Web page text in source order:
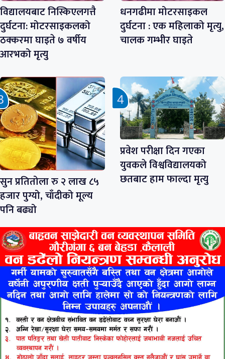
विद्यालयबाट निस्किएलगत्तै
दुर्घटना: मोटरसाइकलको
ठक्करमा घाइते ७ वर्षीय
आरभको मृत्यु
धनगढीमा मोटरसाइकल
दुर्घटना : एक महिलाको मृत्यु,
चालक गम्भीर घाइते
सुन प्रतितोला रु २ लाख ८५
हजार पुग्यो, चाँदीको मूल्य
पनि बढ्यो
प्रवेश परीक्षा दिन गएका
युवकले विश्वविद्यालयको
छतबाट हाम फाल्दा मृत्यु